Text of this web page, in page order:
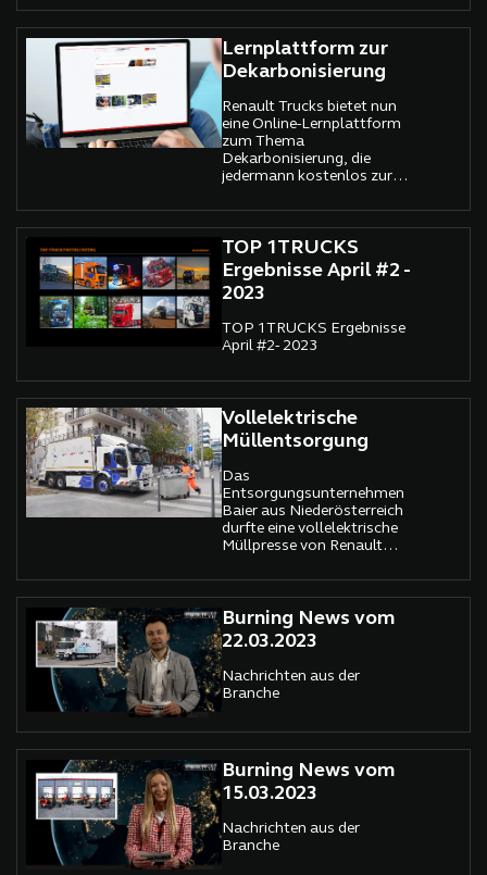
Lernplattform zur
Dekarbonisierung
Renault Trucks bietet nun
eine Online-Lernplattform
zum Thema
Dekarbonisierung, die
jedermann kostenlos zur
TOP 1TRUCKS
Ergebnisse April #2 -
2023
TOP 1TRUCKS Ergebnisse
April #2- 2023
Vollelektrische
Müllentsorgung
Das
Entsorgungsunternehmen
Baier aus Niederösterreich
durfte eine vollelektrische
Müllpresse von Renault
Burning News vom
22.03.2023
Nachrichten aus der
Branche
Burning News vom
15.03.2023
Nachrichten aus der
Branche